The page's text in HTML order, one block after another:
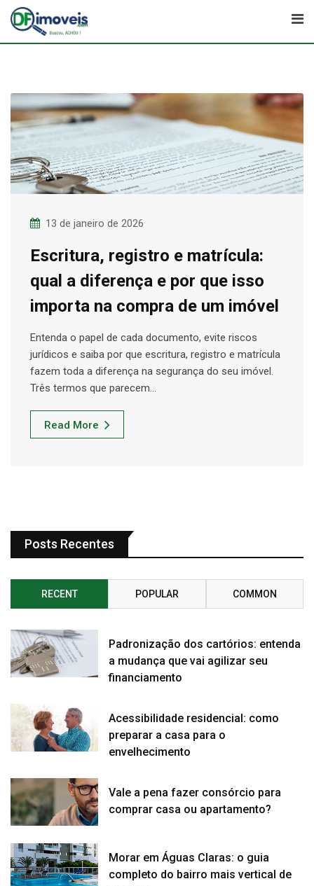
Skip
content
13 de janeiro de 2026
Escritura, registro e matrícula:
qual a diferença e por que isso
importa na compra de um imóvel
Entenda o papel de cada documento, evite riscos
jurídicos e saiba por que escritura, registro e matrícula
fazem toda a diferença na segurança do seu imóvel.
Três termos que parecem…
Read More
Posts Recentes
RECENT POPULAR COMMON
Padronização dos cartórios: entenda
a mudança que vai agilizar seu
financiamento
Acessibilidade residencial: como
preparar a casa para o
envelhecimento
Vale a pena fazer consórcio para
comprar casa ou apartamento?
Morar em Águas Claras: o guia
completo do bairro mais vertical de